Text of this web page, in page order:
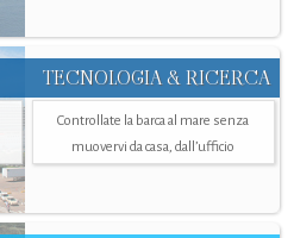
TECNOLOGIA & RICERCA
Controllate la barca al mare senza
muovervi da casa, dall’ufficio